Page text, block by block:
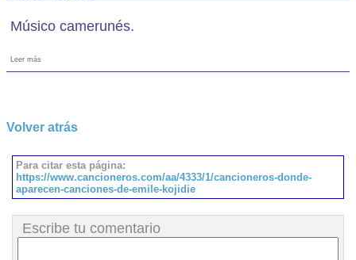
Músico camerunés.
Leer más
Volver atrás
Para citar esta página:
https://www.cancioneros.com/aa/4333/1/cancioneros-donde-
aparecen-canciones-de-emile-kojidie
Escribe tu comentario